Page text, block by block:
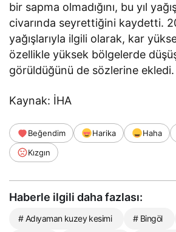
bir sapma olmadığını, bu yıl
civarında seyrettiğini kaydetti.
yağışlarıyla ilgili olarak, kar
özellikle yüksek bölgelerde
görüldüğünü de sözlerine ekledi.
Kaynak: İHA
Beğendim Harika Haha
Kızgın
Haberle ilgili daha fazlası:
# Adıyaman kuzey kesimi # Bingöl